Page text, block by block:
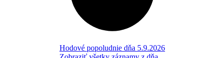
Hodové popoludnie dňa 5.9.2026